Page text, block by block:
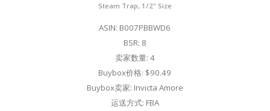
Steam Trap, 1/2" Size
ASIN: B007PBBWD6
BSR: 8
卖家数量: 4
Buybox价格: $90.49
Buybox卖家: Invicta Amore
运送方式: FBA